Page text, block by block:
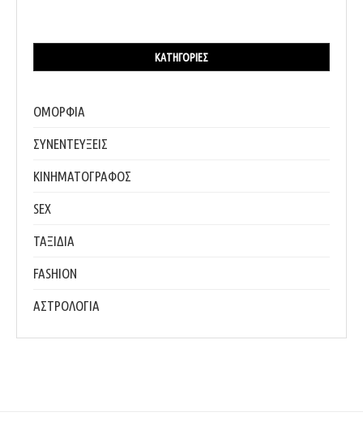
ΚΑΤΗΓΟΡΊΕΣ
ΟΜΟΡΦΙΑ
ΣΥΝΕΝΤΕΥΞΕΙΣ
ΚΙΝΗΜΑΤΟΓΡΑΦΟΣ
SEX
ΤΑΞΙΔΙΑ
FASHION
ΑΣΤΡΟΛΟΓΙΑ